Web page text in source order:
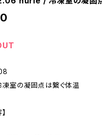
室の凝固点は繋ぐ体温